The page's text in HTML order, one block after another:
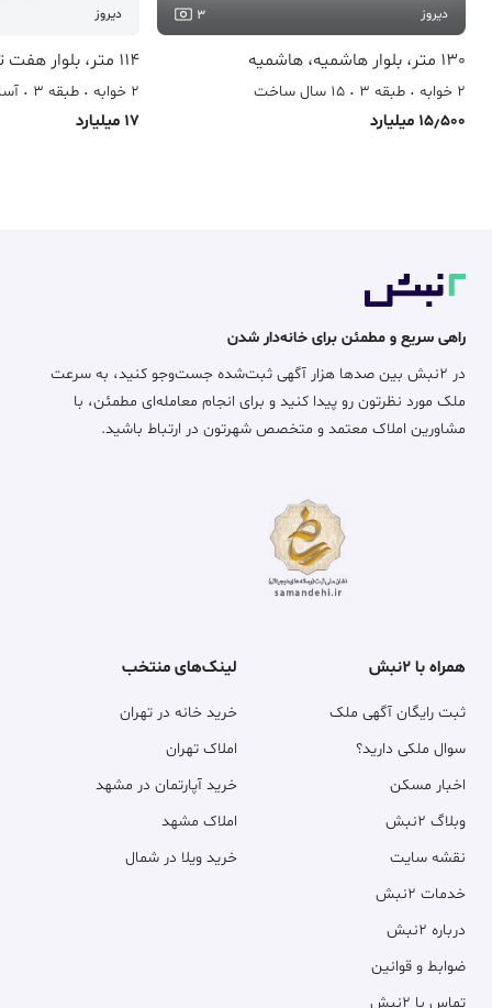
دیروز 3
130 متر، بلوار هاشمیه، هاشمیه
2 خوابه طبقه 3 15 سال ساخت
15٫500 میلیارد
دیروز
114 متر، بلوار هفت تیر، حاشیه هفت تیر
2 خوابه طبقه 3
17 میلیارد
راهی سریع و مطمئن برای خانه‌دار شدن
در ۲نبش بین صدها هزار آگهی ثبت‌شده جست‌وجو کنید، به سرعت
ملک مورد نظرتون رو پیدا کنید و برای انجام معامله‌ای مطمئن، با
مشاورین املاک معتمد و متخصص شهرتون در ارتباط باشید.
همراه با ۲نبش
ثبت رایگان آگهی ملک
سوال ملکی دارید؟
اخبار مسکن
وبلاگ ۲نبش
نقشه سایت
خدمات ۲نبش
درباره ۲نبش
ضوابط و قوانین
تماس با ۲نبش
لینک‌های منتخب
خرید خانه در تهران
املاک تهران
خرید آپارتمان در مشهد
املاک مشهد
خرید ویلا در شمال